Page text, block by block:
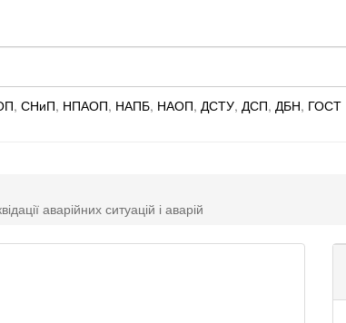
, СНиП, НПАОП, НАПБ, НАОП, ДСТУ, ДСП, ДБН, ГОСТ
аварійних ситуацій і аварій